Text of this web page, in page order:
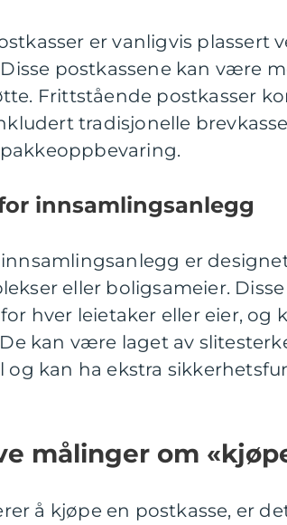
er vanligvis plassert
postkassene kan være
Frittstående postkasser
tradisjonelle
innsamlingsanlegg
er
eller boligsameier.
hver leietaker eller eier,
kan være laget av
og kan ha ekstra
målinger om
å kjøpe en postkasse, er